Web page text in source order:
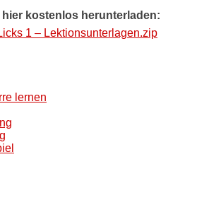
kostenlos herunterladen:
1 – Lektionsunterlagen.zip
lernen